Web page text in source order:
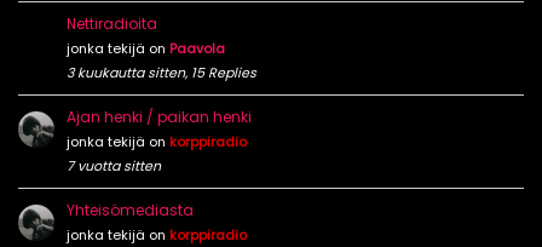
Nettiradioita
jonka tekijä on Paavola
3 kuukautta sitten, 15 Replies
Ajan henki / paikan henki
jonka tekijä on korppiradio
7 vuotta sitten
Yhteisömediasta
jonka tekijä on korppiradio